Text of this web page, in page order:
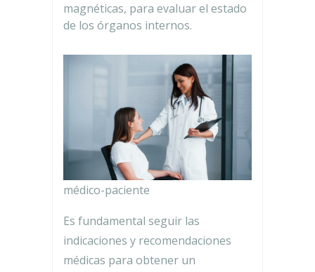
magnéticas, para evaluar el estado
de los órganos internos.
médico-paciente
Es fundamental seguir las
indicaciones y recomendaciones
médicas para obtener un